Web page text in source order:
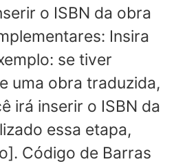
o ISBN da obra
Insira
se tiver
uma obra traduzida,
irá inserir o ISBN da
essa etapa,
Código de Barras